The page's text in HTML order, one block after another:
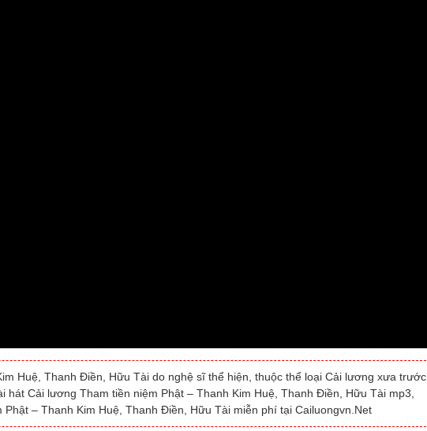
Huệ, Thanh Điền, Hữu Tài do nghệ sĩ thể hiện, thuộc thể loại Cải lương xưa trước
hát Cải lương Tham tiền niệm Phật – Thanh Kim Huệ, Thanh Điền, Hữu Tài mp3,
– Thanh Kim Huệ, Thanh Điền, Hữu Tài miễn phí tại Cailuongvn.Net